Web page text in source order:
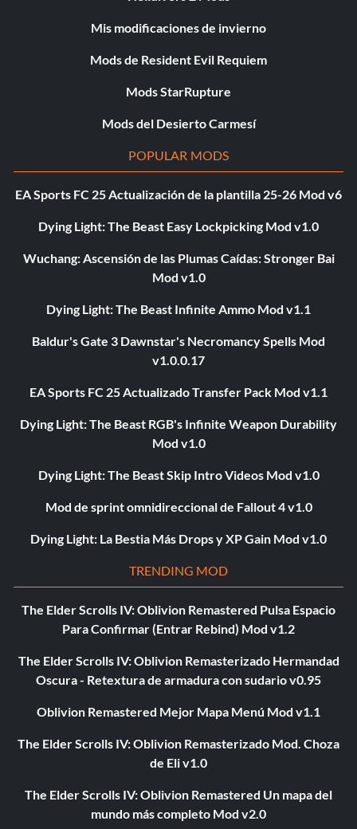
Mis modificaciones de invierno
Mods de Resident Evil Requiem
Mods StarRupture
Mods del Desierto Carmesí
POPULAR MODS
EA Sports FC 25 Actualización de la plantilla 25-26 Mod v6
Dying Light: The Beast Easy Lockpicking Mod v1.0
Wuchang: Ascensión de las Plumas Caídas: Stronger Bai
Mod v1.0
Dying Light: The Beast Infinite Ammo Mod v1.1
Baldur's Gate 3 Dawnstar's Necromancy Spells Mod
v1.0.0.17
EA Sports FC 25 Actualizado Transfer Pack Mod v1.1
Dying Light: The Beast RGB's Infinite Weapon Durability
Mod v1.0
Dying Light: The Beast Skip Intro Videos Mod v1.0
Mod de sprint omnidireccional de Fallout 4 v1.0
Dying Light: La Bestia Más Drops y XP Gain Mod v1.0
TRENDING MOD
The Elder Scrolls IV: Oblivion Remastered Pulsa Espacio
Para Confirmar (Entrar Rebind) Mod v1.2
The Elder Scrolls IV: Oblivion Remasterizado Hermandad
Oscura - Retextura de armadura con sudario v0.95
Oblivion Remastered Mejor Mapa Menú Mod v1.1
The Elder Scrolls IV: Oblivion Remasterizado Mod. Choza
de Eli v1.0
The Elder Scrolls IV: Oblivion Remastered Un mapa del
mundo más completo Mod v2.0